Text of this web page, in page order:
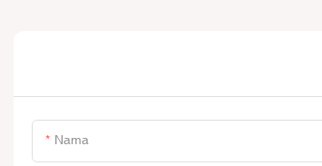
Nama